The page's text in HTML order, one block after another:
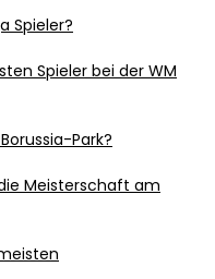
Spieler?
Spieler bei der WM
Park?
Meisterschaft am